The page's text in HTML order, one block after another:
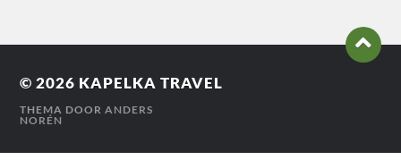
© 2026 KAPELKA TRAVEL
THEMA DOORANDERS
NORÉN